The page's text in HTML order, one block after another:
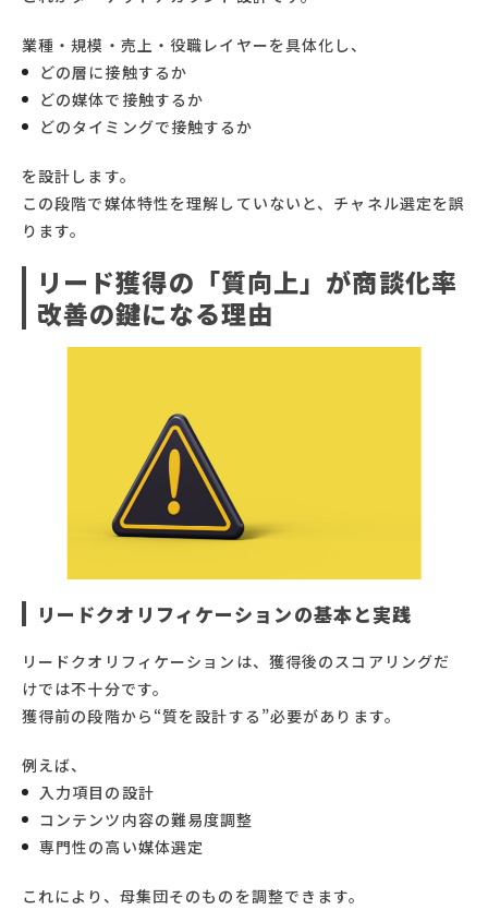
業種・規模・売上・役職レイヤーを具体化し、
どの層に接触するか
どの媒体で接触するか
どのタイミングで接触するか
を設計します。
この段階で媒体特性を理解していないと、チャネル選定を誤
ります。
リード獲得の「質向上」が商談化率
改善の鍵になる理由
リードクオリフィケーションの基本と実践
リードクオリフィケーションは、獲得後のスコアリングだ
けでは不十分です。
獲得前の段階から“質を設計する”必要があります。
例えば、
入力項目の設計
コンテンツ内容の難易度調整
専門性の高い媒体選定
これにより、母集団そのものを調整できます。